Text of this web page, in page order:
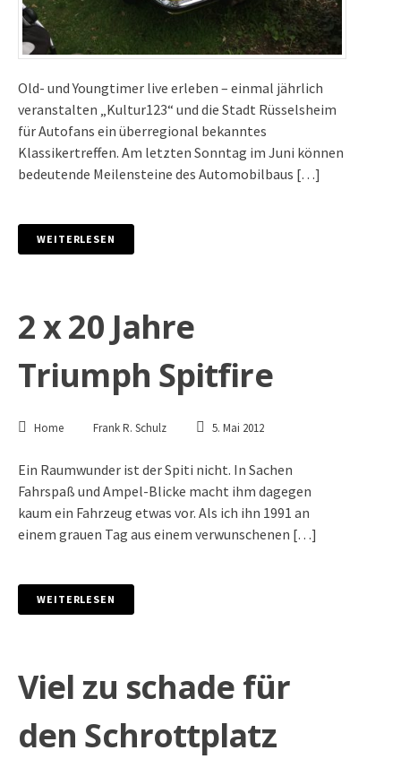
Old- und Youngtimer live erleben – einmal jährlich
veranstalten „Kultur123“ und die Stadt Rüsselsheim
für Autofans ein überregional bekanntes
Klassikertreffen. Am letzten Sonntag im Juni können
bedeutende Meilensteine des Automobilbaus […]
WEITERLESEN
2 x 20 Jahre
Triumph Spitfire
Home Frank R. Schulz 5. Mai 2012
Ein Raumwunder ist der Spiti nicht. In Sachen
Fahrspaß und Ampel-Blicke macht ihm dagegen
kaum ein Fahrzeug etwas vor. Als ich ihn 1991 an
einem grauen Tag aus einem verwunschenen […]
WEITERLESEN
Viel zu schade für
den Schrottplatz